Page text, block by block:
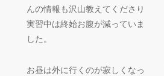
んの情報も沢山教えてくださり
実習中は終始お腹が減っていま
した。
お昼は外に行くのが寂しくなっ